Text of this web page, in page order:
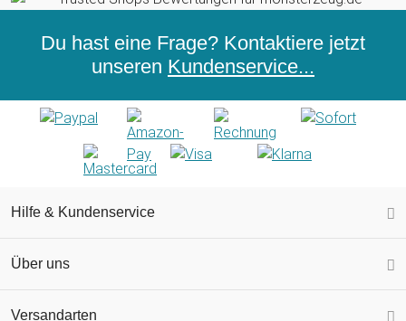
Du hast eine Frage? Kontaktiere jetzt
unseren Kundenservice...
Hilfe & Kundenservice
Über uns
Versandarten